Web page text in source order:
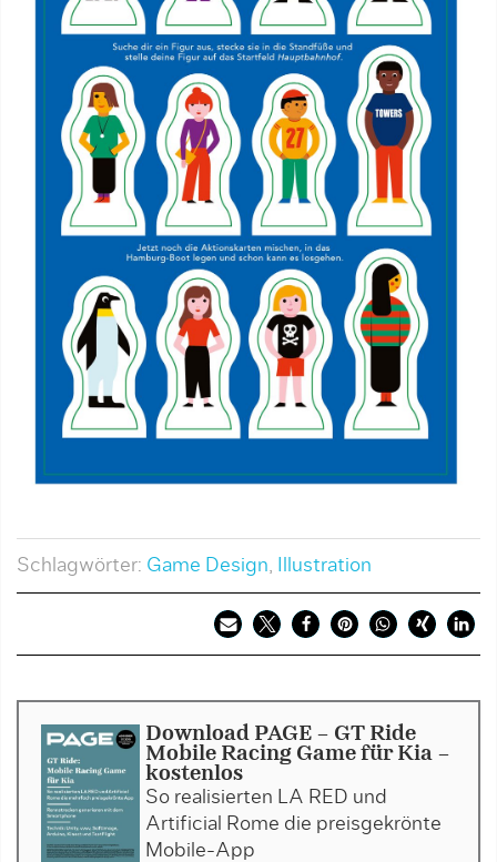
Schlagwörter: Game Design Illustration
Download PAGE - GT Ride
Mobile Racing Game für Kia -
kostenlos
So realisierten LA RED und
Artificial Rome die preisgekrönte
Mobile-App